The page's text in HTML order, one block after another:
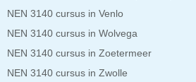
NEN 3140 cursus in Venlo
NEN 3140 cursus in Wolvega
NEN 3140 cursus in Zoetermeer
NEN 3140 cursus in Zwolle